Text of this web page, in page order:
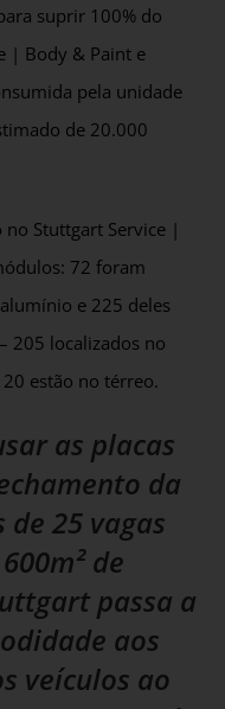
suprir 100% do
| Body & Paint e
pela unidade
de 20.000
Stuttgart Service |
72 foram
e 225 deles
205 localizados no
estão no térreo.
as placas
da
25 vagas
de
passa a
aos
veículos ao